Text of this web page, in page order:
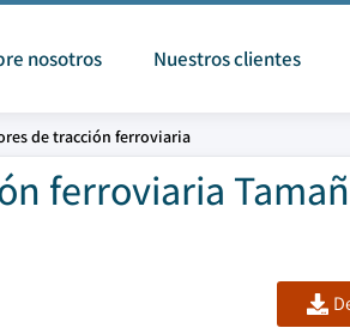
nosotros Nuestros clientes
de tracción ferroviaria
ferroviaria